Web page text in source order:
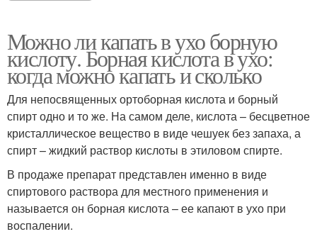
Можно ли капать в ухо борную
кислоту. Борная кислота в ухо:
когда можно капать и сколько
Для непосвященных ортоборная кислота и борный
спирт одно и то же. На самом деле, кислота – бесцветное
кристаллическое вещество в виде чешуек без запаха, а
спирт – жидкий раствор кислоты в этиловом спирте.
В продаже препарат представлен именно в виде
спиртового раствора для местного применения и
называется он борная кислота – ее капают в ухо при
воспалении.